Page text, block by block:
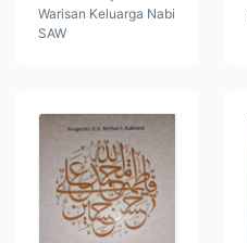
Warisan Keluarga Nabi
SAW